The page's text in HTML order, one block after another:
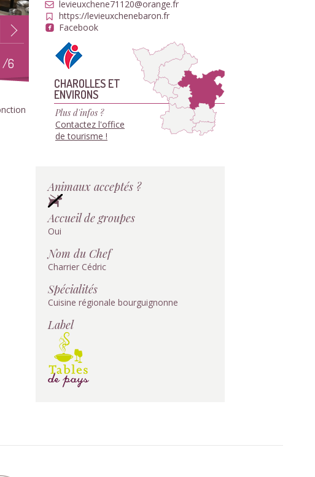
/6
levieuxchene71120@orange.fr
https://levieuxchenebaron.fr
Facebook
CHAROLLES ET
ENVIRONS
Plus d'infos ?
Contactez l'office
de tourisme !
Animaux acceptés ?
Accueil de groupes
Oui
Nom du Chef
Charrier Cédric
Spécialités
Cuisine régionale bourguignonne
Label